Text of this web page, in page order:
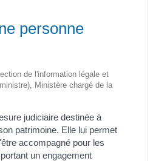
personne
de l'information légale et
Ministère chargé de la
judiciaire destinée à
patrimoine. Elle lui permet
accompagné pour les
un engagement